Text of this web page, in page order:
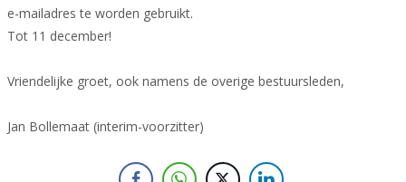
e-mailadres te worden gebruikt.
Tot 11 december!
Vriendelijke groet, ook namens de overige bestuursleden,
Jan Bollemaat (interim-voorzitter)